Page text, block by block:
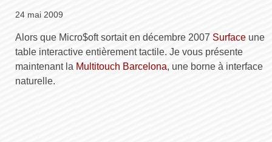
24 mai 2009
Alors que Micro$oft sortait en décembre 2007 Surface une
table interactive entièrement tactile. Je vous présente
maintenant la Multitouch Barcelona, une borne à interface
naturelle.